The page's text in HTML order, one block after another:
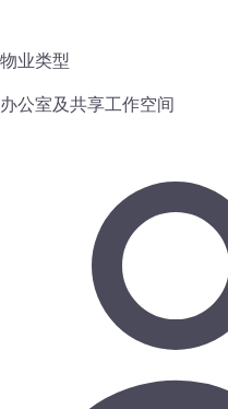
物业类型
办公室及共享工作空间